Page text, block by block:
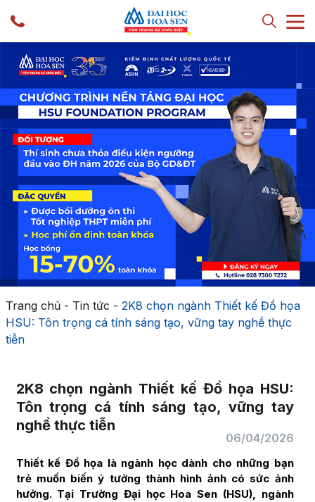
Trang chủ- Tin tức - 2K8 chọn ngành Thiết kế Đồ họa
HSU: Tôn trọng cá tính sáng tạo, vững tay nghề thực
tiễn
2K8 chọn ngành Thiết kế Đồ họa HSU:
Tôn trọng cá tính sáng tạo, vững tay
nghề thực tiễn
06/04/2026
Thiết kế Đồ họa là ngành học dành cho những bạn
trẻ muốn biến ý tưởng thành hình ảnh có sức ảnh
hưởng. Tại Trường Đại học Hoa Sen (HSU), ngành